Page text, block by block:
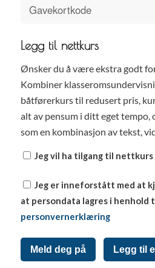
Legg til nettkurs
Ønsker du å være ekstra godt
Kombiner
båtførerkurs til redusert pris,
alt av pensum i ditt eget tempo,
som en kombinasjon av tekst,
Jeg vil ha tilgang til
Jeg er inneforstått med at
at persondata lagres i henhold
personvernerklæring
Meld deg på Legg til